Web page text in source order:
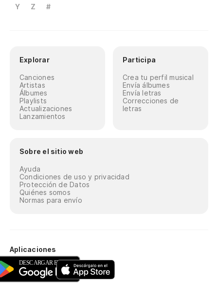
Y
Z #
Explorar
Canciones
Artistas
Álbumes
Playlists
Actualizaciones
Lanzamientos
Participa
Crea tu perfil musical
Envía álbumes
Envía letras
Correcciones de
letras
Sobre el sitio web
Ayuda
Condiciones de uso y privacidad
Protección de Datos
Quiénes somos
Normas para envío
Aplicaciones